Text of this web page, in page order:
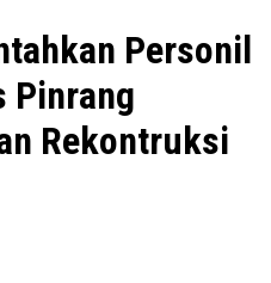
Personil
Pinrang
Rekontruksi